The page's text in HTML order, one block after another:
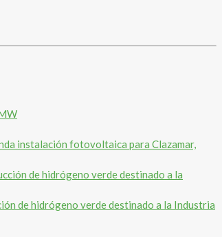
instalación fotovoltaica para Clazamar,
de hidrógeno verde destinado a la Industria